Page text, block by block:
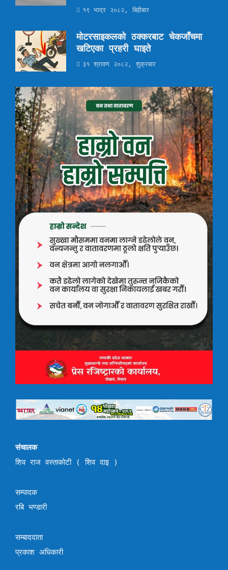
१९ भाद्र २०८२, बिहीबार
मोटरसाइकलको ठक्करबाट चेकजाँचमा
खटिएका प्रहरी घाइते
३१ श्रावण २०८२, शुक्रबार
संचालक
शिव राज वस्ताकोटी ( शिव दाइ )
सम्पादक
रबि भण्डारी
सम्बाददाता
प्रकाश अधिकारी